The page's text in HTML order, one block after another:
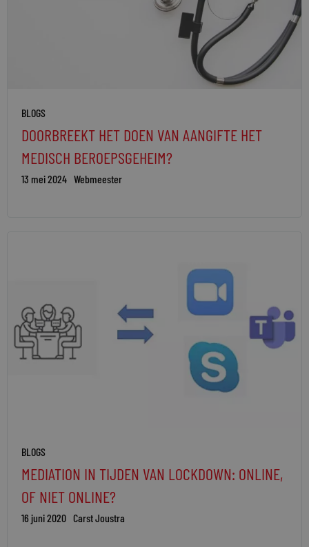
BLOGS
DOORBREEKT HET DOEN VAN AANGIFTE HET
MEDISCH BEROEPSGEHEIM?
13 mei 2024 Webmeester
BLOGS
MEDIATION IN TIJDEN VAN LOCKDOWN: ONLINE,
OF NIET ONLINE?
16 juni 2020 Carst Joustra